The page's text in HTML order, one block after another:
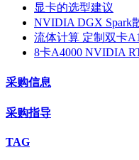
显卡的选型建议
NVIDIA DGX Spark
流体计算 定制双卡
8卡A4000 NVIDIA
采购信息
采购指导
TAG